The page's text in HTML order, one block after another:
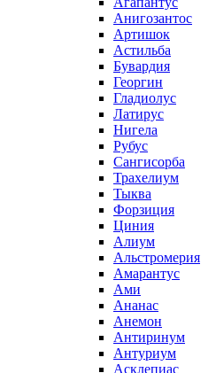
Анигозантос
Артишок
Астильба
Бувардия
Георгин
Гладиолус
Латирус
Нигела
Рубус
Сангисорба
Трахелиум
Тыква
Форзиция
Циния
Алиум
Альстромерия
Амарантус
Ами
Ананас
Анемон
Антиринум
Антуриум
Асклепиас